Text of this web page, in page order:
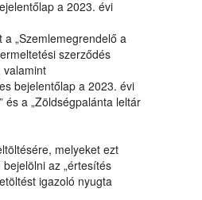
a 2023. évi
„Szemlemegrendelő a
szerződés
valamint
bejelentőlap a 2023. évi
a „Zöldségpalánta leltár
melyeket ezt
az „értesítés
igazoló nyugta